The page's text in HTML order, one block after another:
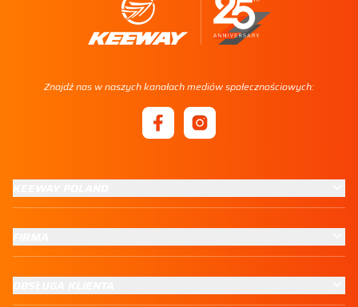
Znajdź nas w naszych kanałach mediów społecznościowych: